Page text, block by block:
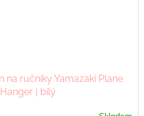
na ručníky Yamazaki Plane
| bílý